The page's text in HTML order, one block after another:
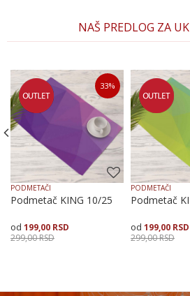
Poruka
POŠALJI
NAŠ PREDLOG ZA
33%
PODMETAČI
Podmetač KING 10/25
199,00 RSD
299,00RSD
PODMETAČI
Podmetač
199,00 RSD
299,00RSD